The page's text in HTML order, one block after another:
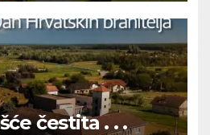
čestita . . .